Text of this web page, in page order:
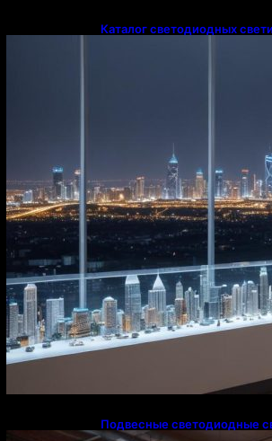
Каталог светодиодных
Подвесные светодиодные